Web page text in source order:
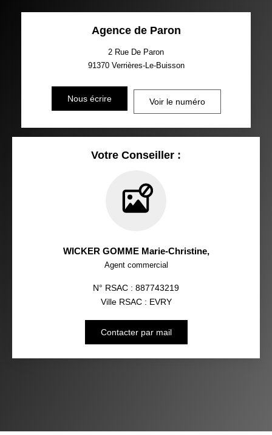
Agence de Paron
2 Rue De Paron
91370 Verrières-Le-Buisson
Nous écrire Voir le numéro
Votre Conseiller :
WICKER GOMME Marie-Christine,
Agent commercial
N° RSAC : 887743219
Ville RSAC : EVRY
Contacter par mail